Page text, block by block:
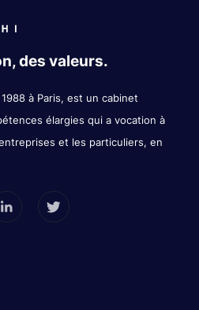
des valeurs.
à Paris, est un cabinet
élargies qui a vocation à
et les particuliers, en